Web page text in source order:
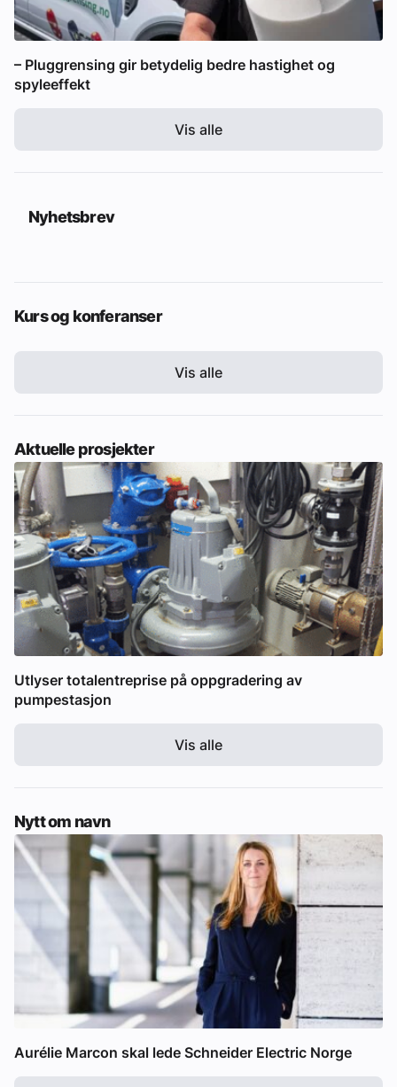
– Pluggrensing gir betydelig bedre hastighet og
spyleeffekt
Vis alle
Nyhetsbrev
Kurs og konferanser
Vis alle
Aktuelle prosjekter
Utlyser totalentreprise på oppgradering av
pumpestasjon
Vis alle
Nytt om navn
Aurélie Marcon skal lede Schneider Electric Norge